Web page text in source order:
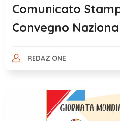
Comunicato
Convegno
REDAZIONE